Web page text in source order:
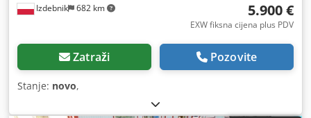
Izdebnik 682 km 5.900 €
EXW fiksna cijena plus PDV
Zatraži Pozovite
Stanje: novo,